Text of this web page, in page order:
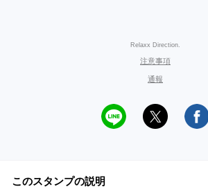
Relaxx Direction.
注意事項
通報
このスタンプの説明